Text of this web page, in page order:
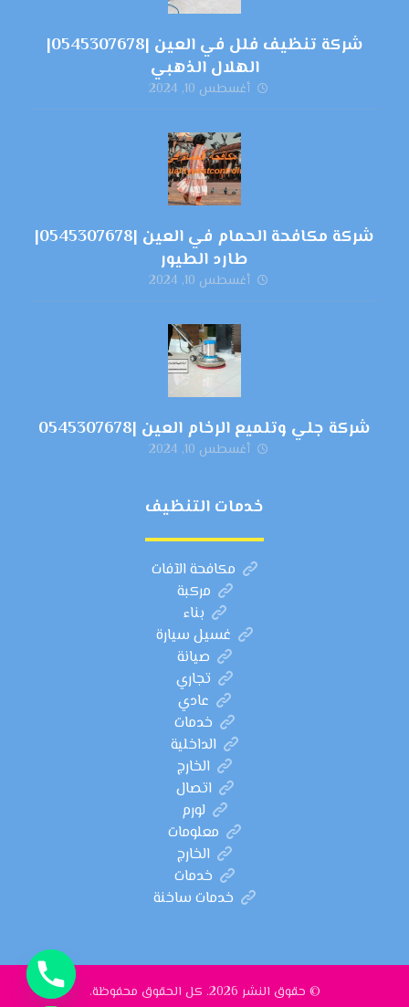
شركة تنظيف فلل في العين |0545307678|
الهلال الذهبي
أغسطس 10, 2024
شركة مكافحة الحمام في العين |0545307678|
طارد الطيور
أغسطس 10, 2024
شركة جلي وتلميع الرخام العين |0545307678
أغسطس 10, 2024
خدمات التنظيف
مكافحة الآفات
مركبة
بناء
غسيل سيارة
صيانة
تجاري
عادي
خدمات
الداخلية
الخارج
اتصال
لورم
معلومات
الخارج
خدمات
خدمات ساخنة
© حقوق النشر 2026. كل الحقوق محفوظة.